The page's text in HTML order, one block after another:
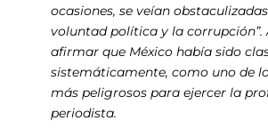
ocasiones, se veían
voluntad política y la corrupción”.
afirmar que México había sido
sistemáticamente, como uno de
más peligrosos para ejercer la
periodista.